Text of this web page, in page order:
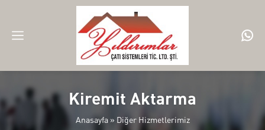
Kiremit Aktarma
Anasayfa» Diğer Hizmetlerimiz